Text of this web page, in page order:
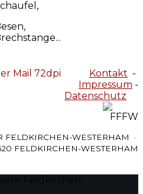
Kontakt -
Impressum -
Datenschutz
FELDKIRCHEN-WESTERHAM ·
FELDKIRCHEN-WESTERHAM
Feldkirchen-